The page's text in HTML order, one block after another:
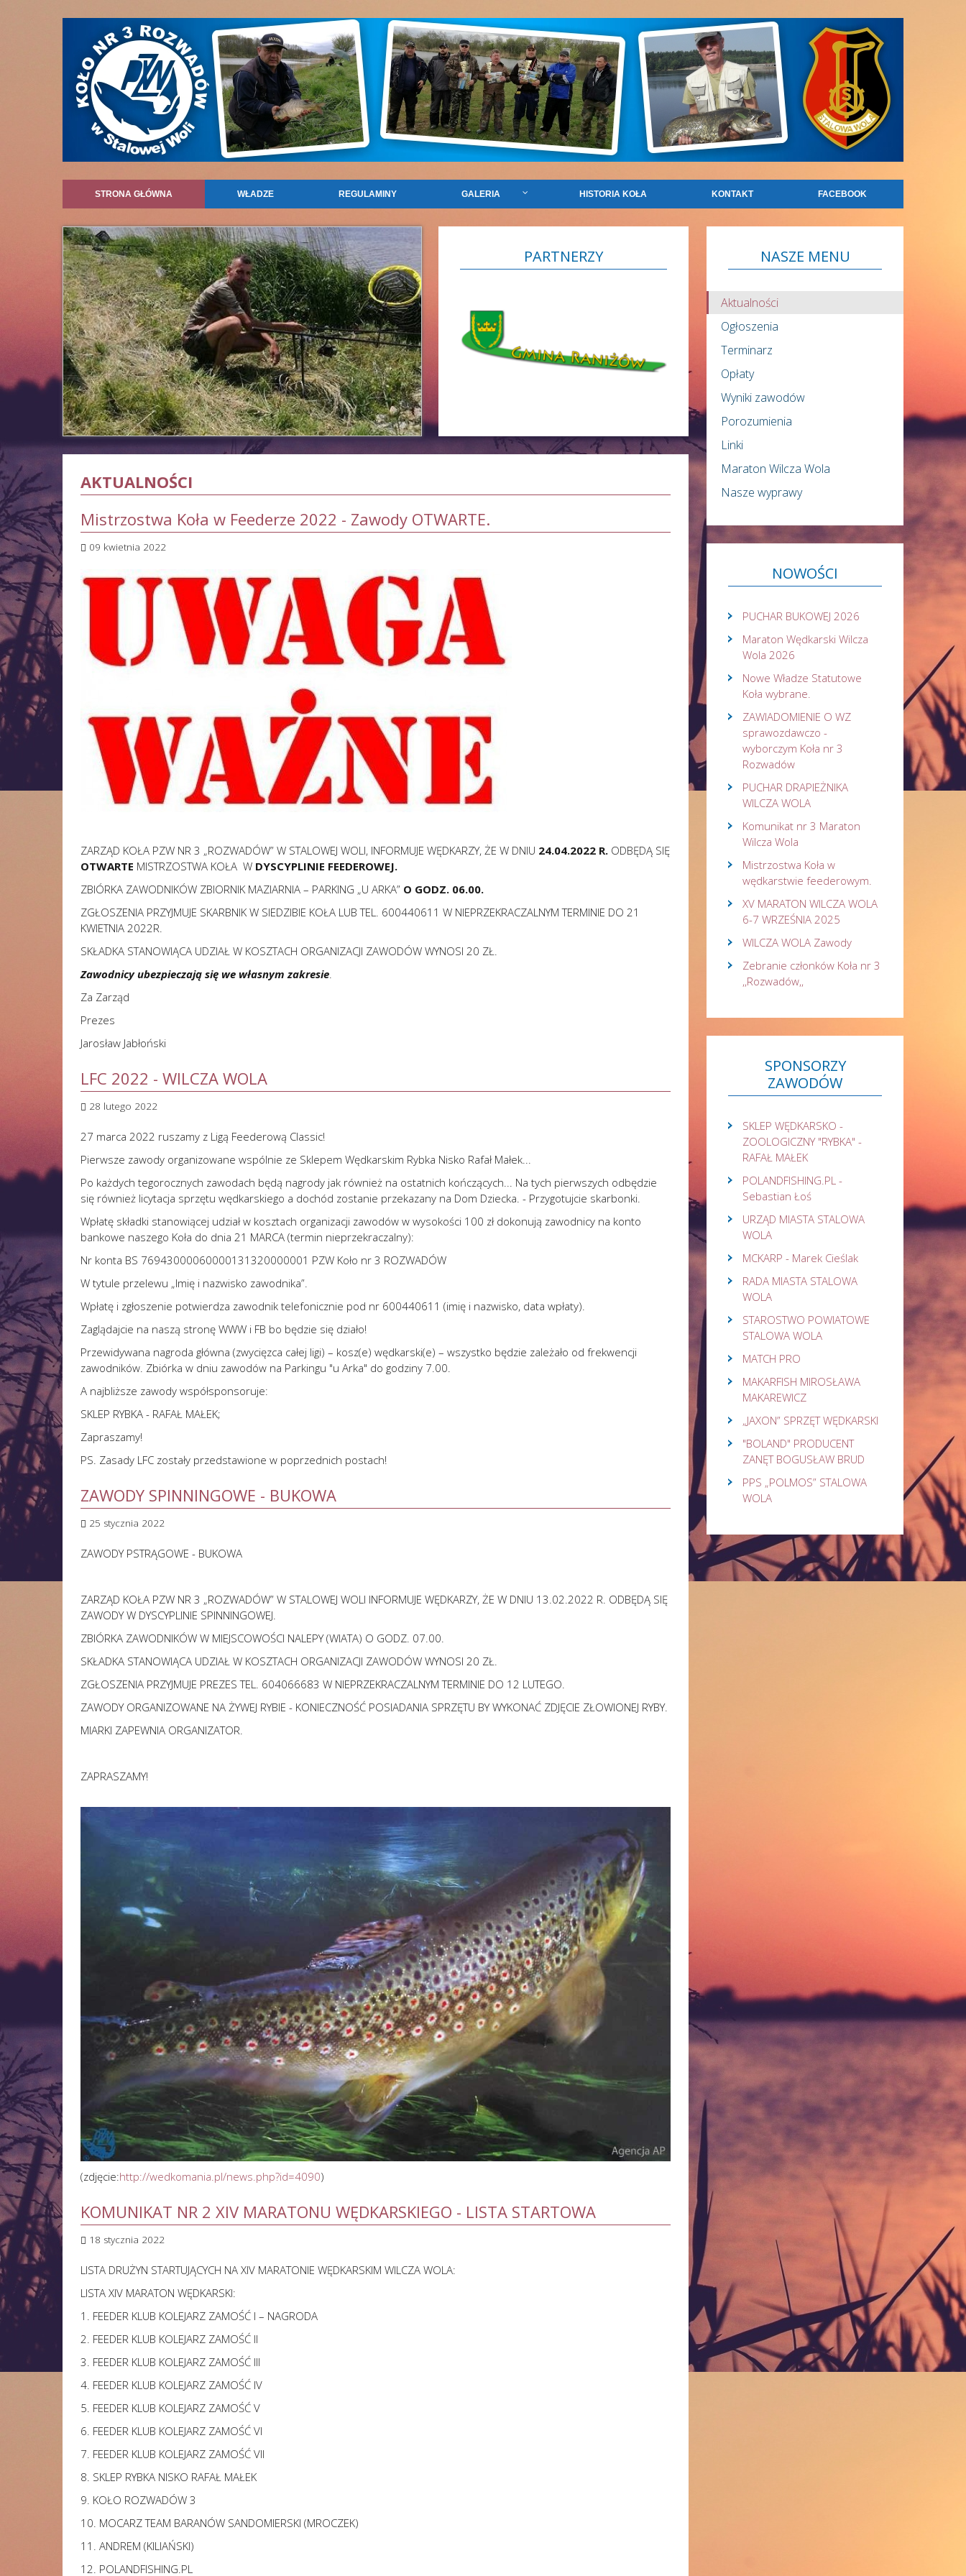
STRONA GŁÓWNA WŁADZE REGULAMINY GALERIA HISTORIA KOŁA KONTAKT FACEBOOK
PARTNERZY
AKTUALNOŚCI
Mistrzostwa Koła w Feederze 2022 - Zawody OTWARTE.
09 kwietnia 2022
ZARZĄD KOŁA PZW NR 3 „ROZWADÓW” W STALOWEJ WOLI, INFORMUJE WĘDKARZY, ŻE W DNIU 24.04.2022 R. ODBĘDĄ SIĘ
OTWARTE MISTRZOSTWA KOŁA W DYSCYPLINIE FEEDEROWEJ.
ZBIÓRKA ZAWODNIKÓW ZBIORNIK MAZIARNIA – PARKING „U ARKA” O GODZ. 06.00.
ZGŁOSZENIA PRZYJMUJE SKARBNIK W SIEDZIBIE KOŁA LUB TEL. 600440611 W NIEPRZEKRACZALNYM TERMINIE DO 21
KWIETNIA 2022R.
SKŁADKA STANOWIĄCA UDZIAŁ W KOSZTACH ORGANIZACJI ZAWODÓW WYNOSI 20 ZŁ.
Zawodnicy ubezpieczają się we własnym zakresie.
Za Zarząd
Prezes
Jarosław Jabłoński
LFC 2022 - WILCZA WOLA
28 lutego 2022
27 marca 2022 ruszamy z Ligą Feederową Classic!
Pierwsze zawody organizowane wspólnie ze Sklepem Wędkarskim Rybka Nisko Rafał Małek...
Po każdych tegorocznych zawodach będą nagrody jak również na ostatnich kończących... Na tych pierwszych odbędzie
się również licytacja sprzętu wędkarskiego a dochód zostanie przekazany na Dom Dziecka. - Przygotujcie skarbonki.
Wpłatę składki stanowiącej udział w kosztach organizacji zawodów w wysokości 100 zł dokonują zawodnicy na konto
bankowe naszego Koła do dnia 21 MARCA (termin nieprzekraczalny):
Nr konta BS 76943000060000131320000001 PZW Koło nr 3 ROZWADÓW
W tytule przelewu „Imię i nazwisko zawodnika”.
Wpłatę i zgłoszenie potwierdza zawodnik telefonicznie pod nr 600440611 (imię i nazwisko, data wpłaty).
Zaglądajcie na naszą stronę WWW i FB bo będzie się działo!
Przewidywana nagroda główna (zwycięzca całej ligi) – kosz(e) wędkarski(e) – wszystko będzie zależało od frekwencji
zawodników. Zbiórka w dniu zawodów na Parkingu "u Arka" do godziny 7.00.
A najbliższe zawody współsponsoruje:
SKLEP RYBKA - RAFAŁ MAŁEK;
Zapraszamy!
PS. Zasady LFC zostały przedstawione w poprzednich postach!
ZAWODY SPINNINGOWE - BUKOWA
25 stycznia 2022
ZAWODY PSTRĄGOWE - BUKOWA
ZARZĄD KOŁA PZW NR 3 „ROZWADÓW” W STALOWEJ WOLI INFORMUJE WĘDKARZY, ŻE W DNIU 13.02.2022 R. ODBĘDĄ SIĘ
ZAWODY W DYSCYPLINIE SPINNINGOWEJ.
ZBIÓRKA ZAWODNIKÓW W MIEJSCOWOŚCI NALEPY (WIATA) O GODZ. 07.00.
SKŁADKA STANOWIĄCA UDZIAŁ W KOSZTACH ORGANIZACJI ZAWODÓW WYNOSI 20 ZŁ.
ZGŁOSZENIA PRZYJMUJE PREZES TEL. 604066683 W NIEPRZEKRACZALNYM TERMINIE DO 12 LUTEGO.
ZAWODY ORGANIZOWANE NA ŻYWEJ RYBIE - KONIECZNOŚĆ POSIADANIA SPRZĘTU BY WYKONAĆ ZDJĘCIE ZŁOWIONEJ RYBY.
MIARKI ZAPEWNIA ORGANIZATOR.
ZAPRASZAMY!
(zdjęcie:http://wedkomania.pl/news.php?id=4090)
KOMUNIKAT NR 2 XIV MARATONU WĘDKARSKIEGO - LISTA STARTOWA
18 stycznia 2022
LISTA DRUŻYN STARTUJĄCYCH NA XIV MARATONIE WĘDKARSKIM WILCZA WOLA:
LISTA XIV MARATON WĘDKARSKI:
1. FEEDER KLUB KOLEJARZ ZAMOŚĆ I – NAGRODA
2. FEEDER KLUB KOLEJARZ ZAMOŚĆ II
3. FEEDER KLUB KOLEJARZ ZAMOŚĆ III
4. FEEDER KLUB KOLEJARZ ZAMOŚĆ IV
5. FEEDER KLUB KOLEJARZ ZAMOŚĆ V
6. FEEDER KLUB KOLEJARZ ZAMOŚĆ VI
7. FEEDER KLUB KOLEJARZ ZAMOŚĆ VII
8. SKLEP RYBKA NISKO RAFAŁ MAŁEK
9. KOŁO ROZWADÓW 3
10. MOCARZ TEAM BARANÓW SANDOMIERSKI (MROCZEK)
11. ANDREM (KILIAŃSKI)
12. POLANDFISHING.PL
NASZE MENU
Aktualności
Ogłoszenia
Terminarz
Opłaty
Wyniki zawodów
Porozumienia
Linki
Maraton Wilcza Wola
Nasze wyprawy
NOWOŚCI
PUCHAR BUKOWEJ 2026
Maraton Wędkarski Wilcza
Wola 2026
Nowe Władze Statutowe
Koła wybrane.
ZAWIADOMIENIE O WZ
sprawozdawczo -
wyborczym Koła nr 3
Rozwadów
PUCHAR DRAPIEŻNIKA
WILCZA WOLA
Komunikat nr 3 Maraton
Wilcza Wola
Mistrzostwa Koła w
wędkarstwie feederowym.
XV MARATON WILCZA WOLA
6-7 WRZEŚNIA 2025
WILCZA WOLA Zawody
Zebranie członków Koła nr 3
,,Rozwadów,,
SPONSORZY
ZAWODÓW
SKLEP WĘDKARSKO -
ZOOLOGICZNY "RYBKA" -
RAFAŁ MAŁEK
POLANDFISHING.PL -
Sebastian Łoś
URZĄD MIASTA STALOWA
WOLA
MCKARP - Marek Cieślak
RADA MIASTA STALOWA
WOLA
STAROSTWO POWIATOWE
STALOWA WOLA
MATCH PRO
MAKARFISH MIROSŁAWA
MAKAREWICZ
„JAXON” SPRZĘT WĘDKARSKI
"BOLAND" PRODUCENT
ZANĘT BOGUSŁAW BRUD
PPS „POLMOS” STALOWA
WOLA